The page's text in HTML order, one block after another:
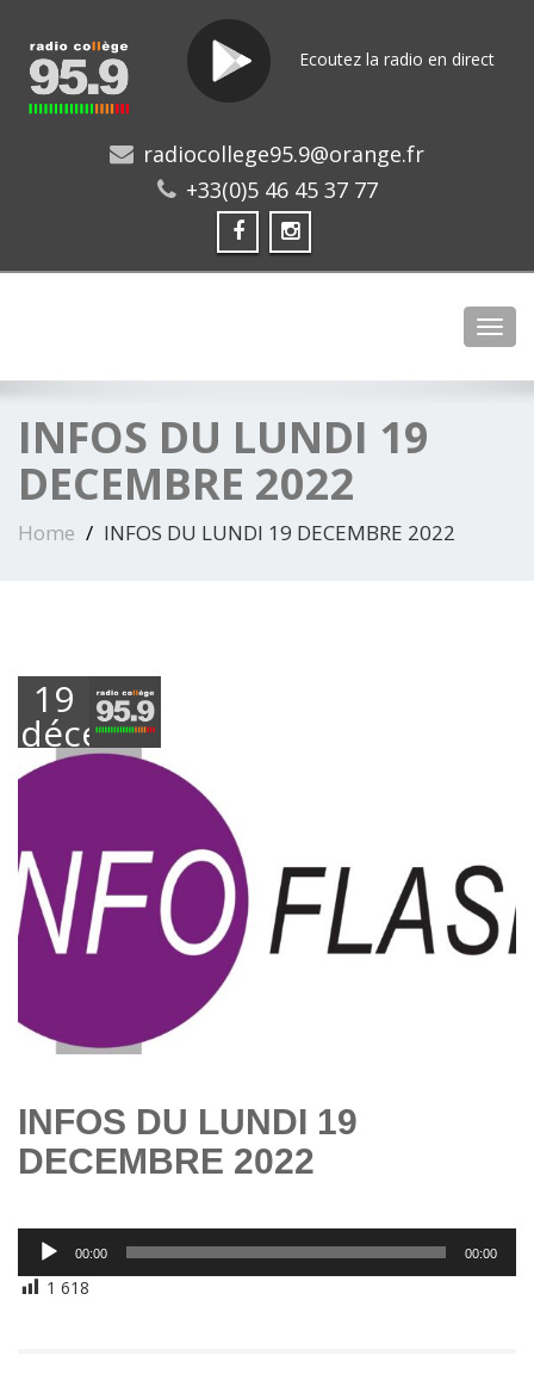
Ecoutez la radio en direct
radiocollege95.9@orange.fr
+33(0)5 46 45 37 77
INFOS DU LUNDI 19
DECEMBRE 2022
Home INFOS DU LUNDI 19 DECEMBRE 2022
19
décembre
2022
INFOS DU LUNDI 19
DECEMBRE 2022
Lecteur
audio
00:00 00:00
1 618